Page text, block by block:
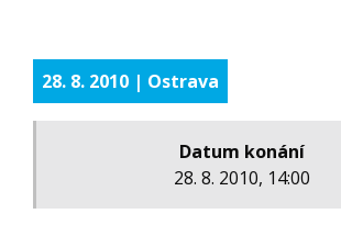
28. 8. 2010 | Ostrava
Datum konání
28. 8. 2010, 14:00